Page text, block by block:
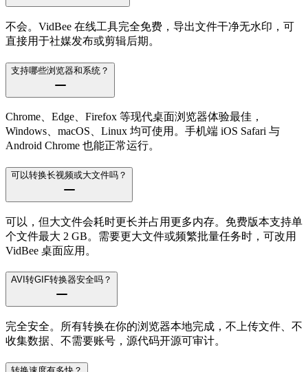
不会。VidBee 在线工具完全免费，导出文件干净无水印，可
直接用于社媒发布或剪辑后期。
支持哪些浏览器和系统？
Chrome、Edge、Firefox 等现代桌面浏览器体验最佳，
Windows、macOS、Linux 均可使用。手机端 iOS Safari 与
Android Chrome 也能正常运行。
可以转换长视频或大文件吗？
可以，但大文件会耗时更长并占用更多内存。免费版本支持单
个文件最大 2 GB。需要更大文件或频繁批量任务时，可改用
VidBee 桌面应用。
AVI转GIF转换器安全吗？
完全安全。所有转换在你的浏览器本地完成，不上传文件、不
收集数据、不需要账号，源代码开源可审计。